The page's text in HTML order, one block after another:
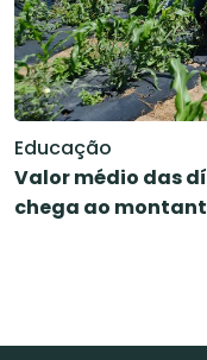
Educação
Valor médio das
chega ao